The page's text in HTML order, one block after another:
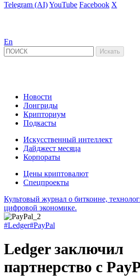
Telegram (AI)YouTube Facebook X
En
Новости
Лонгриды
Крипториум
Подкасты
Искусственный интеллект
Дайджест месяца
Корпораты
Цены криптовалют
Спецпроекты
Культовый журнал о биткоине,
цифровой экономике.
#Ledger#PayPal
Ledger заключил
партнерство с